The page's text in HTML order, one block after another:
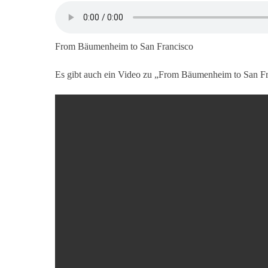
From Bäumenheim to San Francisco
Es gibt auch ein Video zu „From Bäumenheim to San